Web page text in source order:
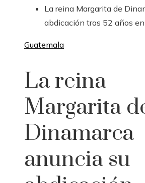
La reina Margarita de
abdicación tras 52 años
Guatemala
La reina
Margarita
Dinamarca
anuncia su